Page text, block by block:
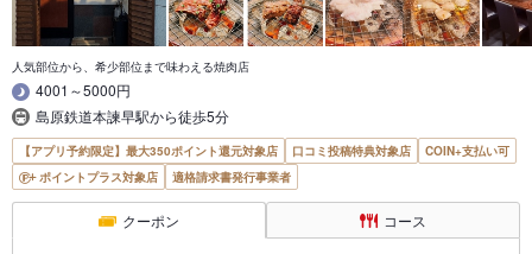
人気部位から、希少部位まで味わえる焼肉店
4001～5000円
島原鉄道本諫早駅から徒歩5分
【アプリ予約限定】最大350ポイント還元対象店 口コミ投稿特典対象店
COIN+支払い可
ポイントプラス対象店
適格請求書発行事業者
クーポン コース